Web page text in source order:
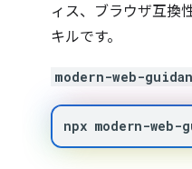
ィス、ブラウザ互換
キルです。
modern-web-
npx modern-web-